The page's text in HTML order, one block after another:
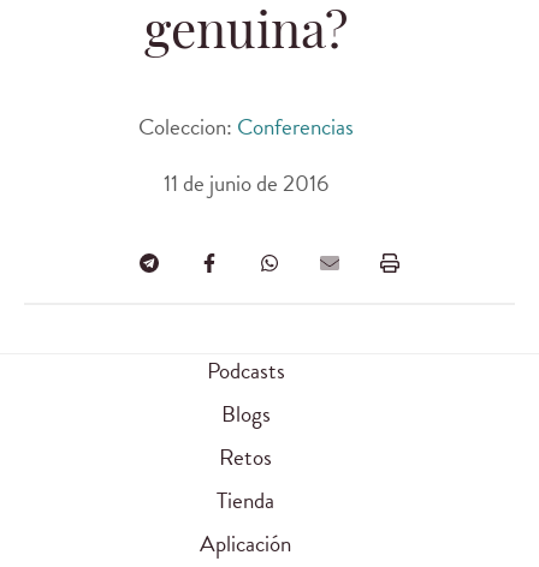
genuina?
Coleccion: Conferencias
11 de junio de 2016
Podcasts
Blogs
Retos
Tienda
Aplicación